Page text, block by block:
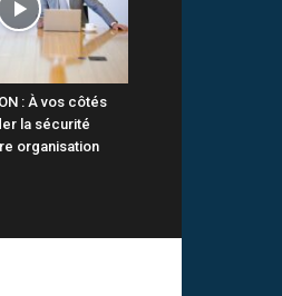
: À vos côtés
la sécurité
organisation